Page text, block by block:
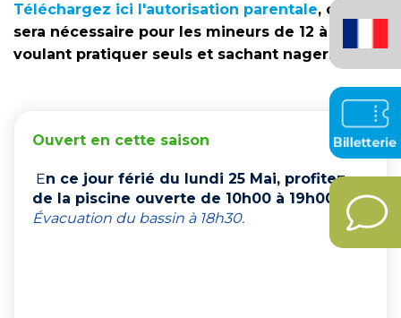
Téléchargez ici l'autorisation parentale, celle-ci
sera nécessaire pour les mineurs de 12 à 18 ans
voulant pratiquer seuls et sachant nager.
Ouvert en cette saison
En ce jour férié du lundi 25 Mai, profitez
de la piscine ouverte de 10h00 à 19h00.
Évacuation du bassin à 18h30.